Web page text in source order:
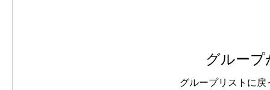
グルー
グループリストに